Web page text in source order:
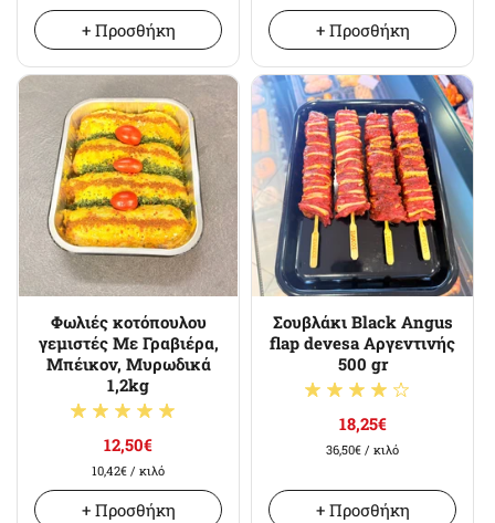
+ Προσθήκη + Προσθήκη
Φωλιές κοτόπουλου
γεμιστές Με Γραβιέρα,
Μπέικον, Μυρωδικά
1,2kg
12,50€
10,42€ / κιλό
+ Προσθήκη
Σουβλάκι Black Angus
flap devesa Αργεντινής
500 gr
18,25€
36,50€ / κιλό
+ Προσθήκη